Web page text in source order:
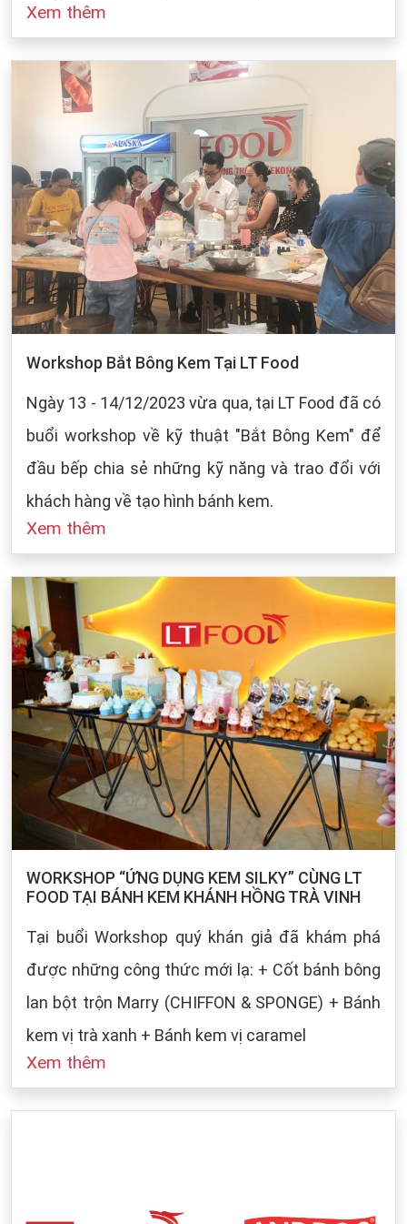
đó cũng dựa vào sự bảo quản của chúng ta khi
cách bảo quản chung cho các loại bột mì:
Xem thêm
Workshop Bắt Bông Kem Tại LT Food
Ngày 13 - 14/12/2023 vừa qua, tại LT Food đã có
buổi workshop về kỹ thuật "Bắt Bông Kem" để
đầu bếp chia sẻ những kỹ năng và trao đổi với
khách hàng về tạo hình bánh kem.
Xem thêm
WORKSHOP “ỨNG DỤNG KEM SILKY” CÙNG LT
FOOD TẠI BÁNH KEM KHÁNH HỒNG TRÀ VINH
Tại buổi Workshop quý khán giả đã khám phá
được những công thức mới lạ: + Cốt bánh bông
lan bột trộn Marry (CHIFFON & SPONGE) + Bánh
kem vị trà xanh + Bánh kem vị caramel
Xem thêm